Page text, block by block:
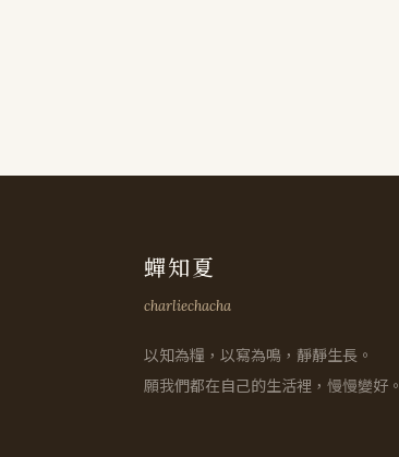
蟬知夏
charliechacha
以知為糧，以寫為鳴，靜靜生長。
願我們都在自己的生活裡，慢慢變好。